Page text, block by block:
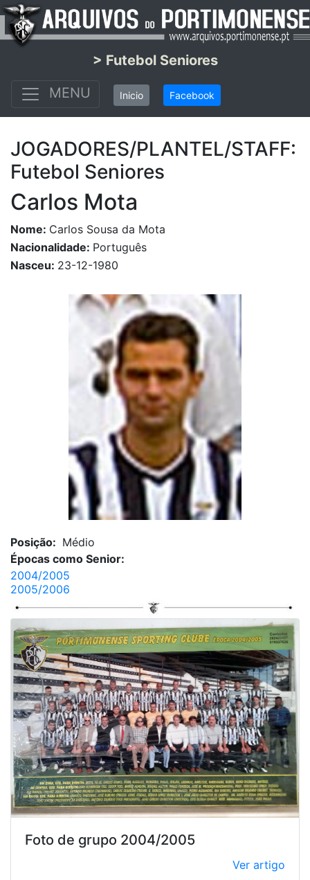
> Futebol Seniores
MENU
Inicio Facebook
JOGADORES/PLANTEL/STAFF:
Futebol Seniores
Carlos Mota
Nome: Carlos Sousa da Mota
Nacionalidade: Português
Nasceu: 23-12-1980
Posição: Médio
Épocas como Senior:
2004/2005
2005/2006
Foto de grupo 2004/2005
Ver artigo